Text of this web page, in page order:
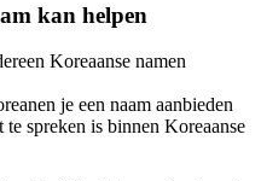
kan helpen
Koreaanse namen
je een naam aanbieden
spreken is binnen Koreaanse